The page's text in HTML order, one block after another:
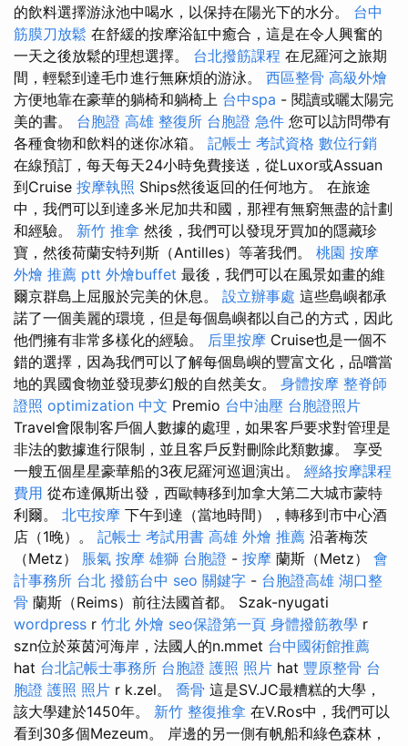
的飲料選擇游泳池中喝水，以保持在陽光下的水分。 台中
筋膜刀放鬆 在舒緩的按摩浴缸中癒合，這是在令人興奮的
一天之後放鬆的理想選擇。 台北撥筋課程 在尼羅河之旅期
間，輕鬆到達毛巾進行無麻煩的游泳。 西區整骨 高級外燴
方便地靠在豪華的躺椅和躺椅上 台中spa - 閱讀或曬太陽完
美的書。 台胞證 高雄 整復所 台胞證 急件 您可以訪問帶有
各種食物和飲料的迷你冰箱。 記帳士 考試資格 數位行銷
在線預訂，每天每天24小時免費接送，從Luxor或Assuan
到Cruise 按摩執照 Ships然後返回的任何地方。 在旅途
中，我們可以到達多米尼加共和國，那裡有無窮無盡的計劃
和經驗。 新竹 推拿 然後，我們可以發現牙買加的隱藏珍
寶，然後荷蘭安特列斯（Antilles）等著我們。 桃園 按摩
外燴 推薦 ptt 外燴buffet 最後，我們可以在風景如畫的維
爾京群島上屈服於完美的休息。 設立辦事處 這些島嶼都承
諾了一個美麗的環境，但是每個島嶼都以自己的方式，因此
他們擁有非常多樣化的經驗。 后里按摩 Cruise也是一個不
錯的選擇，因為我們可以了解每個島嶼的豐富文化，品嚐當
地的異國食物並發現夢幻般的自然美女。 身體按摩 整脊師
證照 optimization 中文 Premio 台中油壓 台胞證照片
Travel會限制客戶個人數據的處理，如果客戶要求對管理是
非法的數據進行限制，並且客戶反對刪除此類數據。 享受
一艘五個星星豪華船的3夜尼羅河巡迴演出。 經絡按摩課程
費用 從布達佩斯出發，西歐轉移到加拿大第二大城市蒙特
利爾。 北屯按摩 下午到達（當地時間），轉移到市中心酒
店（1晚）。 記帳士 考試用書 高雄 外燴 推薦 沿著梅茨
（Metz） 脹氣 按摩 雄獅 台胞證 - 按摩 蘭斯（Metz） 會
計事務所 台北 撥筋台中 seo 關鍵字 - 台胞證高雄 湖口整
骨 蘭斯（Reims）前往法國首都。 Szak-nyugati
wordpress r 竹北 外燴 seo保證第一頁 身體撥筋教學 r
szn位於萊茵河海岸，法國人的n.mmet 台中國術館推薦
hat 台北記帳士事務所 台胞證 護照 照片 hat 豐原整骨 台
胞證 護照 照片 r k.zel。 喬骨 這是SV.JC最糟糕的大學，
該大學建於1450年。 新竹 整復推拿 在V.Ros中，我們可以
看到30多個Mezeum。 岸邊的另一側有帆船和綠色森林，